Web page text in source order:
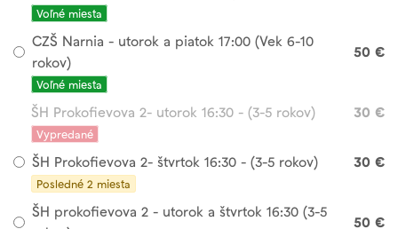
Voľné miesta
CZŠ Narnia - utorok a piatok 17:00 (Vek 6-10
rokov)
50 €
Voľné miesta
ŠH Prokofievova 2- utorok 16:30 - (3-5 rokov) 30 €
Vypredané
ŠH Prokofievova 2- štvrtok 16:30 - (3-5 rokov) 30 €
Posledné 2 miesta
ŠH prokofievova 2 - utorok a štvrtok 16:30 (3-5
50 €